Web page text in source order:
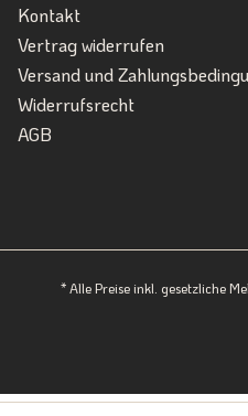
Kontakt
Vertrag widerrufen
Versand und
Widerrufsrecht
AGB
* Alle Preise inkl. gesetzliche